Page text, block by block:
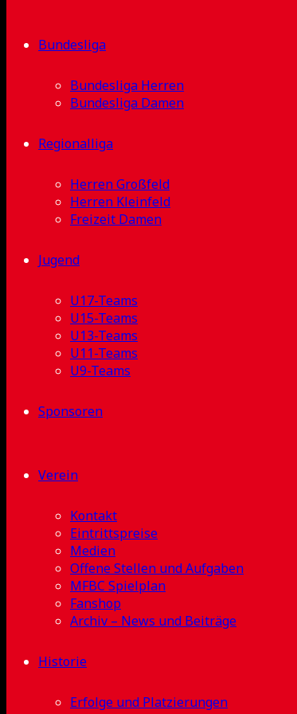
Bundesliga
Bundesliga Herren
Bundesliga Damen
Regionalliga
Herren Großfeld
Herren Kleinfeld
Freizeit Damen
Jugend
U17-Teams
U15-Teams
U13-Teams
U11-Teams
U9-Teams
Sponsoren
Verein
Kontakt
Eintrittspreise
Medien
Offene Stellen und Aufgaben
MFBC Spielplan
Fanshop
Archiv – News und Beiträge
Historie
Erfolge und Platzierungen